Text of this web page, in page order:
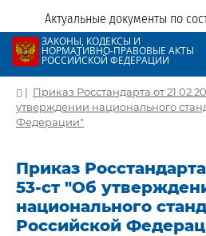
Актуальные документы по
ЗАКОНЫ, КОДЕКСЫ И
НОРМАТИВНО-ПРАВОВЫЕ АКТЫ
РОССИЙСКОЙ ФЕДЕРАЦИИ
| Приказ Росстандарта от
утверждении национального
Федерации"
Приказ Росстандарта
53-ст "Об
национального
Российской